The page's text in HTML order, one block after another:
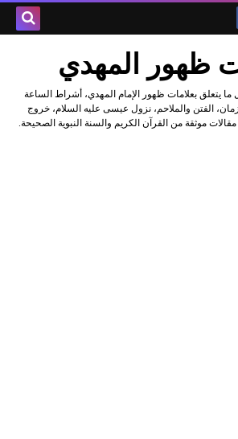
ظهور المهدي
يتعلق بعلامات ظهور الإمام المهدي، أشراط الساعة
الفتن والملاحم، نزول عيسى عليه السلام، خروج
موثقة من القرآن الكريم والسنة النبوية الصحيحة.